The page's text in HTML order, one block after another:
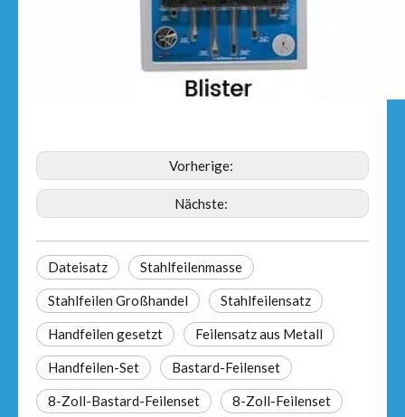
Vorherige:
Nächste:
Dateisatz Stahlfeilenmasse
Stahlfeilen Großhandel Stahlfeilensatz
Handfeilen gesetzt Feilensatz aus Metall
Handfeilen-Set Bastard-Feilenset
8-Zoll-Bastard-Feilenset 8-Zoll-Feilenset